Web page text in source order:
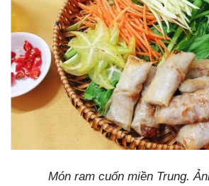
Món ram cuốn miền Trung.